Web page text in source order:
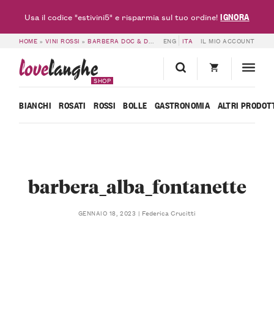
HOME » VINI ROSSI »BARBERA DOC & DOCG »BARBERA D’ALBA DOC 2023 –
ENG ITA IL MIO ACCOUNT
lovelanghe
SHOP
BIANCHI ROSATI ROSSI BOLLE GASTRONOMIA ALTRI
barbera_alba_fontanette
GENNAIO 18, 2023 Federica Crucitti
Usa il codice "estivini5" e risparmia sul tuo ordine!IGNORA